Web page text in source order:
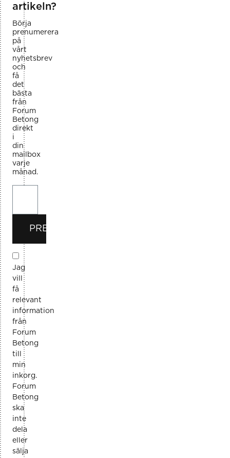
artikeln?
Börja
prenumerera
på
vårt
nyhetsbrev
och
få
det
bästa
från
Forum
Betong
direkt
i
din
mailbox
varje
månad.
PRENUMERERA
Jag
vill
få
relevant
information
från
Forum
Betong
till
min
inkorg.
Forum
Betong
ska
inte
dela
eller
sälja